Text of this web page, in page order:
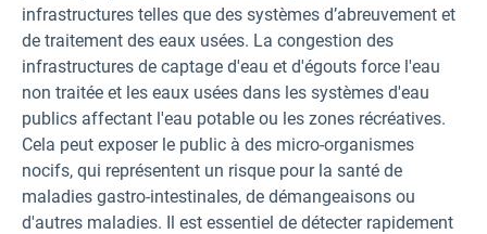
infrastructures telles que des systèmes d’abreuvement et
de traitement des eaux usées. La congestion des
infrastructures de captage d'eau et d'égouts force l'eau
non traitée et les eaux usées dans les systèmes d'eau
publics affectant l'eau potable ou les zones récréatives.
Cela peut exposer le public à des micro-organismes
nocifs, qui représentent un risque pour la santé de
maladies gastro-intestinales, de démangeaisons ou
d'autres maladies. Il est essentiel de détecter rapidement